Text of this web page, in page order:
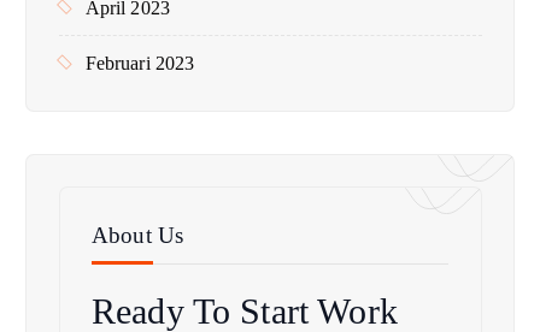
April 2023
Februari 2023
About Us
Ready To Start Work